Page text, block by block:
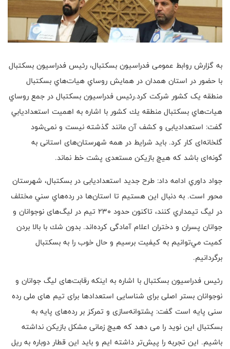
به گزارش روابط عمومی فدراسیون بسکتبال، رئيس فدراسيون بسكتبال
با حضور در استان همدان در همايش روساي هيات‌هاي بسکتبال
منطقه یک کشور شركت كرد.رئيس فدراسيون بسكتبال در جمع روساي
هيات‌هاي بسكتبال منطقه يك كشور با اشاره به اهميت استعداديابي
گفت: استعدادیابی و کشف آن مانند گذشته نیست و نمی‌شود
گلخانه‌ای کار کرد. باید شرایط در همه شهرستان‌های استانی به
گونه‌ای باشد که هیچ بازیکن مستعدی پشت خط نماند.
جواد داوري ادامه داد: طرح جدید استعدادیابی در بسكتبال، شهرستان
محور است. به دنبال اين هستيم تا استان‌ها در رده‌هاي سني مختلف
در ليگ تيمداري كنند، تاکنون حدود 230 تیم در لیگ‌های نوجوانان و
جوانان پسران و دختران اعلام آمادگی کرده‌اند. بدون شك با بالا بردن
كميت مي‌توانيم به كيفيت برسيم و حال خوب را به بسكتبال
برگردانيم.
رئیس فدراسیون بسکتبال با اشاره به اینکه رقابت‌های لیگ جوانان و
نوجوانان بستر اصلی برای شناسایی استعدادها برای تیم های ملی رده
سنی پایه است گفت: پشتوانه‌سازی و تمرکز بر رده‌های پایه به
بسکتبال این نوید را می دهد که هیچ زمانی مشکل بازیکن نداشته
باشیم. این تجربه را پيش‌تر داشته ایم و باید این قطار دوباره به ریل